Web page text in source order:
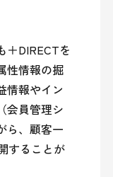
DIRECTを
性情報の掘
情報やイン
会員管理シ
ら、顧客一
することが